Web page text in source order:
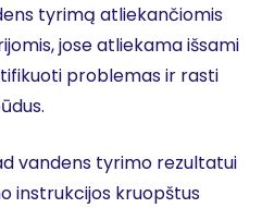
tyrimą atliekančiomis
jose atliekama išsami
problemas ir rasti
vandens tyrimo rezultatui
instrukcijos kruopštus